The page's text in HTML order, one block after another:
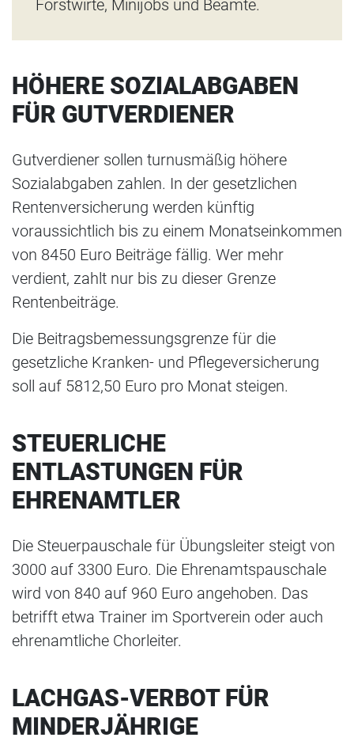
Forstwirte, Minijobs und Beamte.
HÖHERE SOZIALABGABEN
FÜR GUTVERDIENER
Gutverdiener sollen turnusmäßig höhere
Sozialabgaben zahlen. In der gesetzlichen
Rentenversicherung werden künftig
voraussichtlich bis zu einem Monatseinkommen
von 8450 Euro Beiträge fällig. Wer mehr
verdient, zahlt nur bis zu dieser Grenze
Rentenbeiträge.
Die Beitragsbemessungsgrenze für die
gesetzliche Kranken- und Pflegeversicherung
soll auf 5812,50 Euro pro Monat steigen.
STEUERLICHE
ENTLASTUNGEN FÜR
EHRENAMTLER
Die Steuerpauschale für Übungsleiter steigt von
3000 auf 3300 Euro. Die Ehrenamtspauschale
wird von 840 auf 960 Euro angehoben. Das
betrifft etwa Trainer im Sportverein oder auch
ehrenamtliche Chorleiter.
LACHGAS-VERBOT FÜR
MINDERJÄHRIGE